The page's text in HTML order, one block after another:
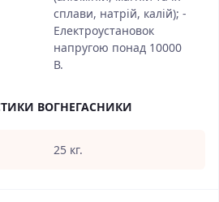
сплави, натрій, калій); -
Електроустановок
напругою понад 10000
В.
ВОГНЕГАСНИКИ
25 кг.